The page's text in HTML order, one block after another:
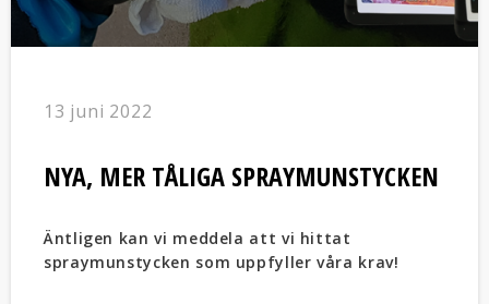
13 juni 2022
NYA, MER TÅLIGA SPRAYMUNSTYCKEN
Äntligen kan vi meddela att vi hittat
spraymunstycken som uppfyller våra krav!